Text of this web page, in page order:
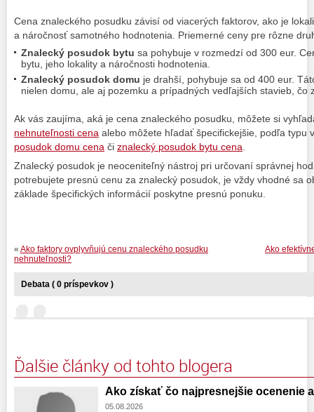
Cena znaleckého posudku závisí od viacerých faktorov, ako je
a náročnosť samotného hodnotenia. Priemerné ceny pre rôzne
Znalecký posudok bytu sa pohybuje v rozmedzí od 300 eur.
bytu, jeho lokality a náročnosti hodnotenia.
Znalecký posudok domu je drahší, pohybuje sa od 400 eur.
nielen domu, ale aj pozemku a prípadných vedľajších stavieb, čo
Ak vás zaujíma, aká je cena znaleckého posudku, môžete si
nehnuteľnosti cena alebo môžete hľadať špecifickejšie, podľa typu
posudok domu cena či znalecký posudok bytu cena
Znalecký posudok je neoceniteľný nástroj pri určovaní správnej
potrebujete presnú cenu za znalecký posudok, je vždy vhodné sa
základe špecifických informácií poskytne presnú ponuku.
Ako
« Ako faktory ovplyvňujú cenu znaleckého posudku
nehnuteľnosti?
Debata ( 0 príspevkov )
Ďalšie články od tohto blogera
Ako získať čo najpresnejšie ocenenie
05.08.2026